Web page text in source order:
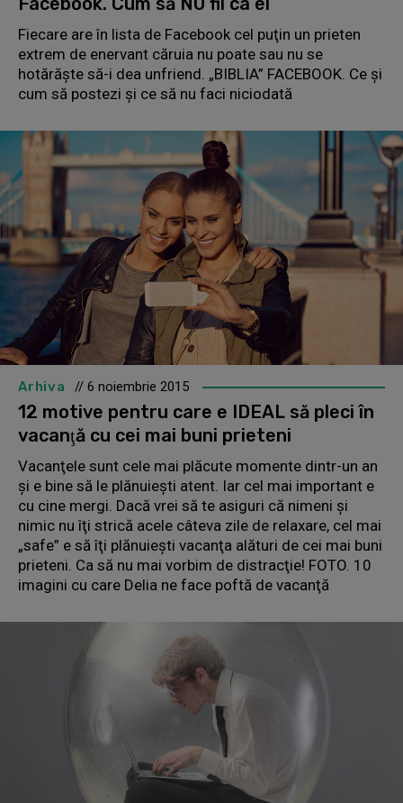
Fiecare are în lista de Facebook cel puţin un prieten
extrem de enervant căruia nu poate sau nu se
hotărăşte să-i dea unfriend. „BIBLIA” FACEBOOK. Ce şi
cum să postezi şi ce să nu faci niciodată
Arhiva // 6 noiembrie 2015
12 motive pentru care e IDEAL să pleci în
vacanţă cu cei mai buni prieteni
Vacanţele sunt cele mai plăcute momente dintr-un an
şi e bine să le plănuieşti atent. Iar cel mai important e
cu cine mergi. Dacă vrei să te asiguri că nimeni şi
nimic nu îţi strică acele câteva zile de relaxare, cel mai
„safe” e să îţi plănuieşti vacanţa alături de cei mai buni
prieteni. Ca să nu mai vorbim de distracţie! FOTO. 10
imagini cu care Delia ne face poftă de vacanţă